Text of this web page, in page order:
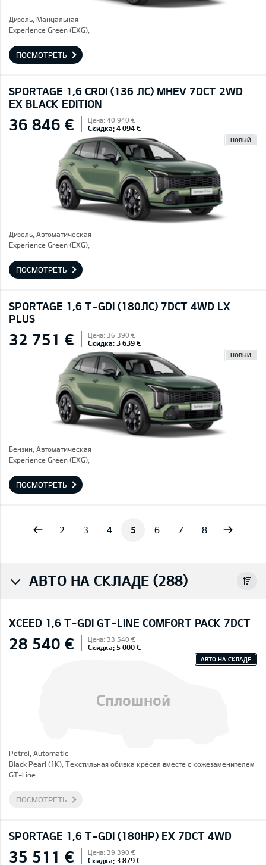
Дизель, Mануальная
Experience Green (EXG),
ПОСМОТРЕТЬ
SPORTAGE 1,6 CRDI (136 ЛС) MHEV 7DCT 2WD
EX BLACK EDITION
36 846 € Цена: 40 940 €
Скидка: 4 094 €
НОВЫЙ
Дизель, Автоматическая
Experience Green (EXG),
ПОСМОТРЕТЬ
SPORTAGE 1,6 T-GDI (180ЛС) 7DCT 4WD LX
PLUS
32 751 € Цена: 36 390 €
Скидка: 3 639 €
НОВЫЙ
Бензин, Автоматическая
Experience Green (EXG),
ПОСМОТРЕТЬ
2 3 4 5 6 7 8
АВТО НА СКЛАДЕ (288)
XCEED 1,6 T-GDI GT-LINE COMFORT PACK 7DCT
Сплошной
28 540 € Цена: 33 540 €
Скидка: 5 000 €
АВТО НА СКЛАДЕ
Petrol, Automatic
Black Pearl (1K), Текстильная обивка кресел вместе с кожезаменителем
GT-Line
ПОСМОТРЕТЬ
SPORTAGE 1,6 T-GDI (180HP) EX 7DCT 4WD
35 511 € Цена: 39 390 €
Скидка: 3 879 €